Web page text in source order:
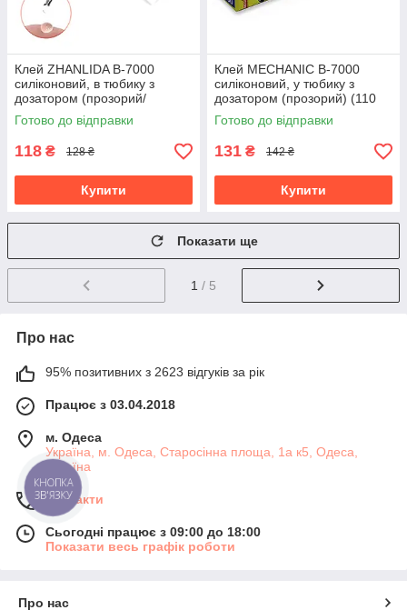
Клей ZHANLIDA B-7000
силіконовий, в тюбику з
дозатором (прозорий/
середня в'язкість) (110 мл)
Готово до відправки
118 ₴ 128 ₴
Купити
Клей MECHANIC B-7000
силіконовий, у тюбику з
дозатором (прозорий) (110
мл)
Готово до відправки
131 ₴ 142 ₴
Купити
Показати ще
1 / 5
Про нас
95% позитивних з 2623 відгуків за рік
Працює з 03.04.2018
м. Одеса
Україна, м. Одеса, Старосінна площа, 1а к5, Одеса,
Україна
Контакти
Сьогодні працює з 09:00 до 18:00
Показати весь графік роботи
Про нас
КНОПКА
ЗВ'ЯЗКУ